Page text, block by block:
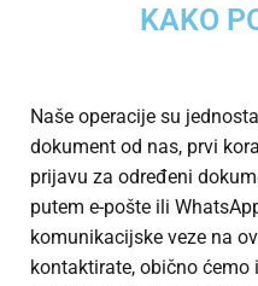
KAKO
Naše operacije su
dokument od nas, prvi
prijavu za određeni
putem e-pošte ili
komunikacijske veze na
kontaktirate, obično